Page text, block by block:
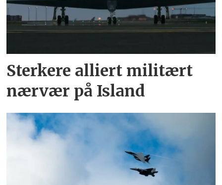
Sterkere alliert militært
nærvær på Island